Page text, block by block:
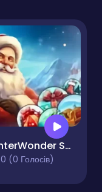
WinterWonder Symbol Merge
0 (0 Голосів)